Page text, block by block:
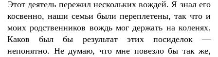
Этот деятель пережил нескольких вождей. Я знал его
косвенно, наши семьи были переплетены, так что и
моих родственников вождь мог держать на коленях.
Каков был бы результат этих посиделок —
непонятно. Не думаю, что мне повезло бы так же,